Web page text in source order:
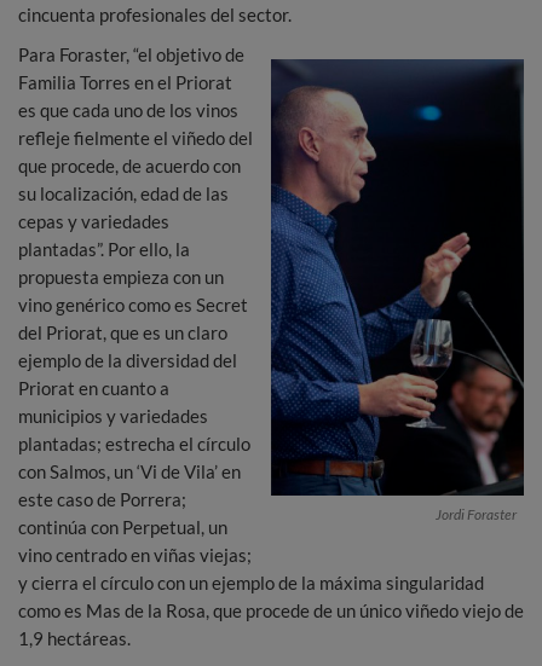
cincuenta profesionales del sector.
Jordi Foraster
Para Foraster, “el objetivo de
Familia Torres en el Priorat
es que cada uno de los vinos
refleje fielmente el viñedo del
que procede, de acuerdo con
su localización, edad de las
cepas y variedades
plantadas”. Por ello, la
propuesta empieza con un
vino genérico como es Secret
del Priorat, que es un claro
ejemplo de la diversidad del
Priorat en cuanto a
municipios y variedades
plantadas; estrecha el círculo
con Salmos, un ‘Vi de Vila’ en
este caso de Porrera;
continúa con Perpetual, un
vino centrado en viñas viejas;
y cierra el círculo con un ejemplo de la máxima singularidad
como es Mas de la Rosa, que procede de un único viñedo viejo de
1,9 hectáreas.